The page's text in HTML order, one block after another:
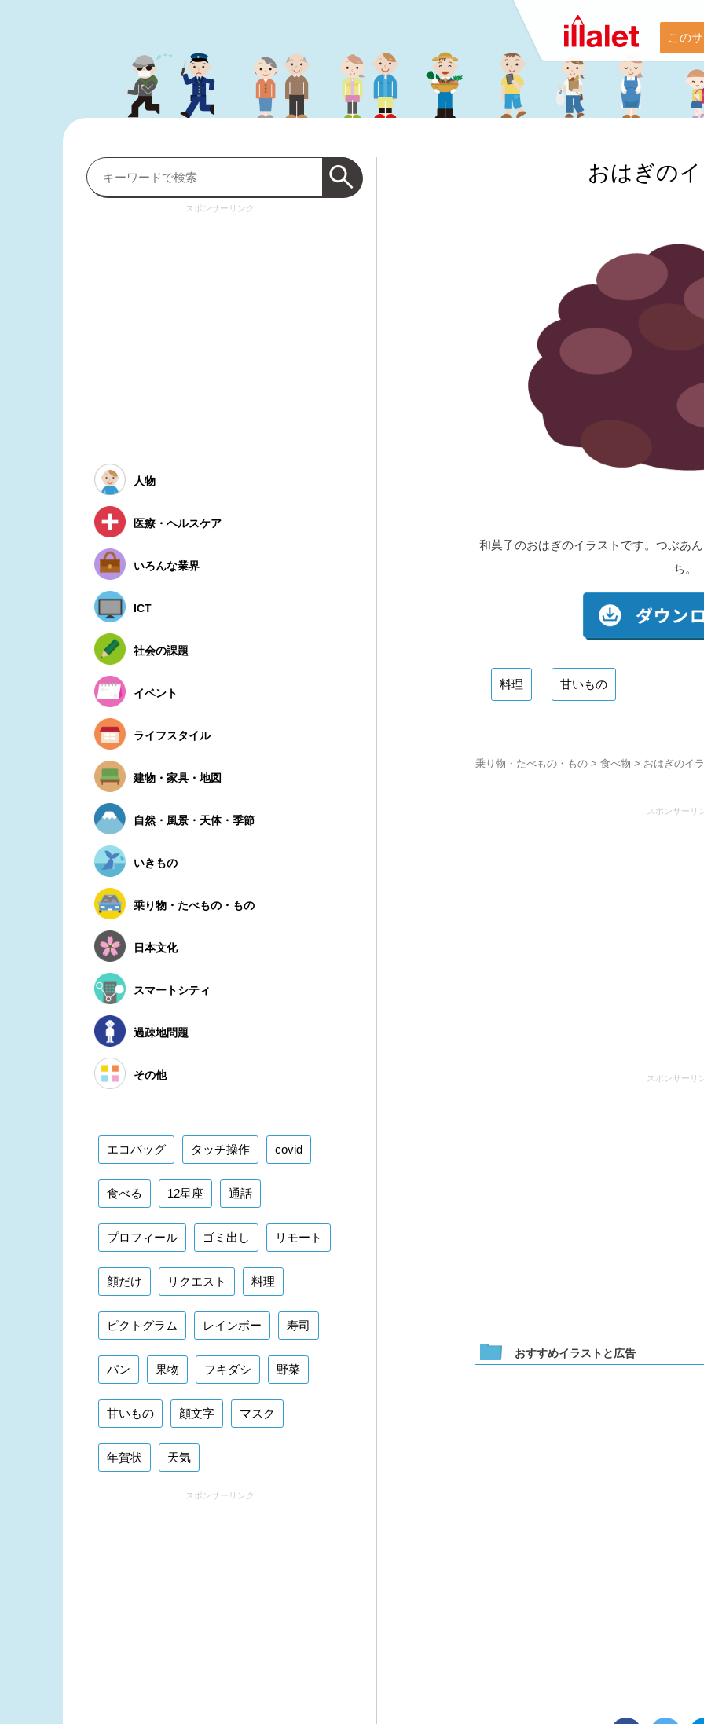
この
おはぎの
和菓子のおはぎのイラストです。つぶあ
ち。
料理 甘いもの
乗り物・たべもの・もの> 食べ物 > おはぎのイ
スポンサーリ
スポンサーリ
おすすめイラストと広告
スポンサーリンク
人物
医療・ヘルスケア
いろんな業界
ICT
社会の課題
イベント
ライフスタイル
建物・家具・地図
自然・風景・天体・季節
いきもの
乗り物・たべもの・もの
日本文化
スマートシティ
過疎地問題
その他
エコバッグ タッチ操作 covid
食べる 12星座 通話
プロフィール ゴミ出し リモート
顔だけ リクエスト 料理
ピクトグラム レインボー 寿司
パン 果物 フキダシ 野菜
甘いもの 顔文字 マスク
年賀状 天気
スポンサーリンク